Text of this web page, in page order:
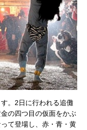
。2日に行われる追儺
の四つ目の仮面をかぶ
て登場し、赤・青・黄